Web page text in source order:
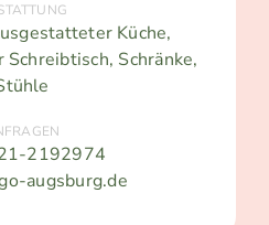
Küche,
Schränke,
2192974
augsburg.de